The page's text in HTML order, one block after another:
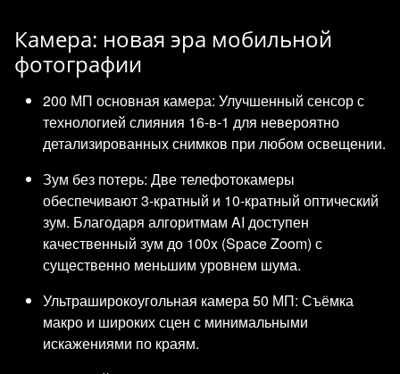
Камера: новая эра мобильной
фотографии
200 МП основная камера: Улучшенный сенсор с
технологией слияния 16-в-1 для невероятно
детализированных снимков при любом освещении.
Зум без потерь: Две телефотокамеры
обеспечивают 3-кратный и 10-кратный оптический
зум. Благодаря алгоритмам AI доступен
качественный зум до 100x (Space Zoom) с
существенно меньшим уровнем шума.
Ультраширокоугольная камера 50 МП: Съёмка
макро и широких сцен с минимальными
искажениями по краям.